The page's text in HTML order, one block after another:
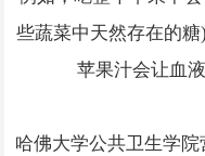
些蔬菜中天然存在的
苹果汁会让血
哈佛大学公共卫生学